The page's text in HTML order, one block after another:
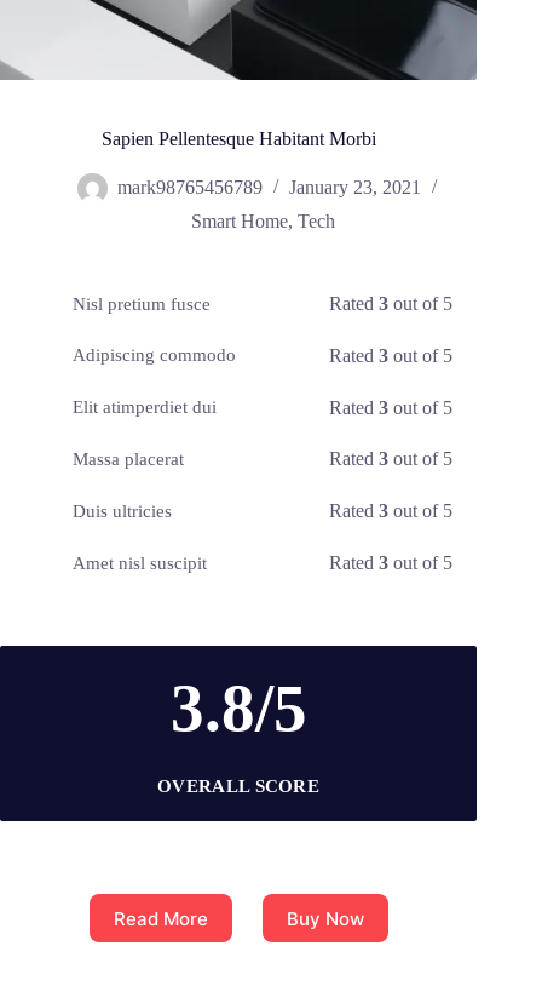
Sapien Pellentesque Habitant Morbi
mark98765456789
January 23, 2021
Smart Home, Tech
Nisl pretium fusce Rated3 out of 5
Adipiscing commodo Rated3 out of 5
Elit atimperdiet dui Rated3 out of 5
Massa placerat Rated3 out of 5
Duis ultricies Rated3 out of 5
Amet nisl suscipit Rated3 out of 5
3.8/5
OVERALL SCORE
Read More Buy Now